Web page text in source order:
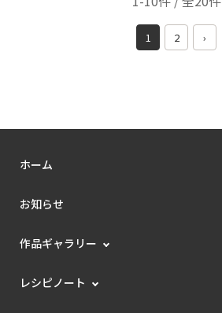
1 2 ›
ホーム
お知らせ
作品ギャラリー
レシピノート